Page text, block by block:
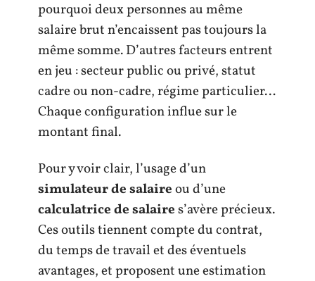
pourquoi deux personnes au même
salaire brut n’encaissent pas toujours la
même somme. D’autres facteurs entrent
en jeu : secteur public ou privé, statut
cadre ou non-cadre, régime particulier…
Chaque configuration influe sur le
montant final.
Pour y voir clair, l’usage d’un
simulateur de salaireou d’une
calculatrice de salaires’avère précieux.
Ces outils tiennent compte du contrat,
du temps de travail et des éventuels
avantages, et proposent une estimation